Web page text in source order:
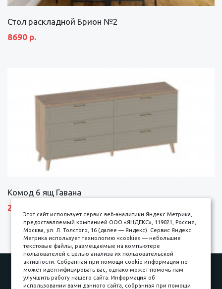
Стол раскладной Брион №2
8690 р.
Комод 6 ящ Гавана
27690 р.
Наши работы
Оплата
Доставка и сборка
Гарантии
Этот сайт использует сервис веб-аналитики Яндекс Метрика,
предоставляемый компанией ООО «ЯНДЕКС», 119021, Россия,
Москва, ул. Л. Толстого, 16 (далее — Яндекс). Сервис Яндекс
Метрика использует технологию «cookie» — небольшие
текстовые файлы, размещаемые на компьютере
пользователей с целью анализа их пользовательской
активности. Собранная при помощи cookie информация не
может идентифицировать вас, однако может помочь нам
улучшить работу нашего сайта. Информация об
использовании вами данного сайта, собранная при помощи